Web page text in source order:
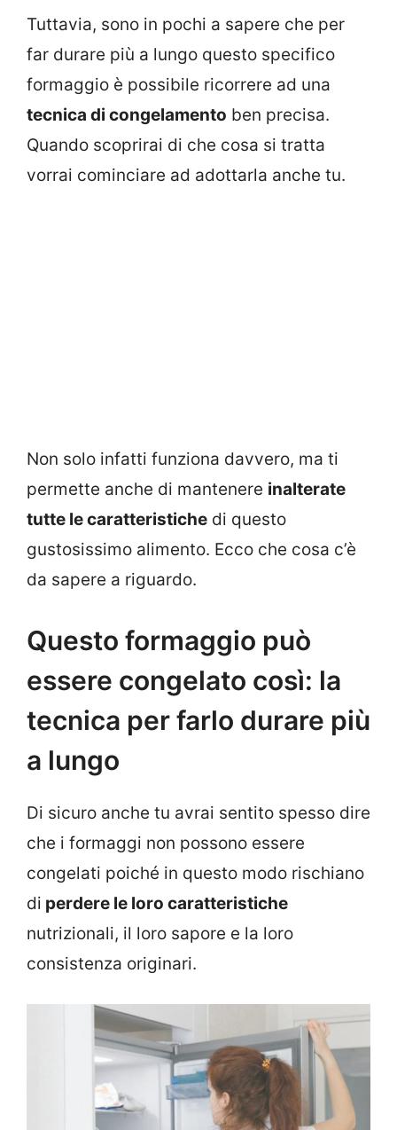
Tuttavia, sono in pochi a sapere che per
far durare più a lungo questo specifico
formaggio è possibile ricorrere ad una
tecnica di congelamento ben precisa.
Quando scoprirai di che cosa si tratta
vorrai cominciare ad adottarla anche tu.
Non solo infatti funziona davvero, ma ti
permette anche di mantenere inalterate
tutte le caratteristiche di questo
gustosissimo alimento. Ecco che cosa c’è
da sapere a riguardo.
Questo formaggio può
essere congelato così: la
tecnica per farlo durare più
a lungo
Di sicuro anche tu avrai sentito spesso dire
che i formaggi non possono essere
congelati poiché in questo modo rischiano
di perdere le loro caratteristiche
nutrizionali, il loro sapore e la loro
consistenza originari.